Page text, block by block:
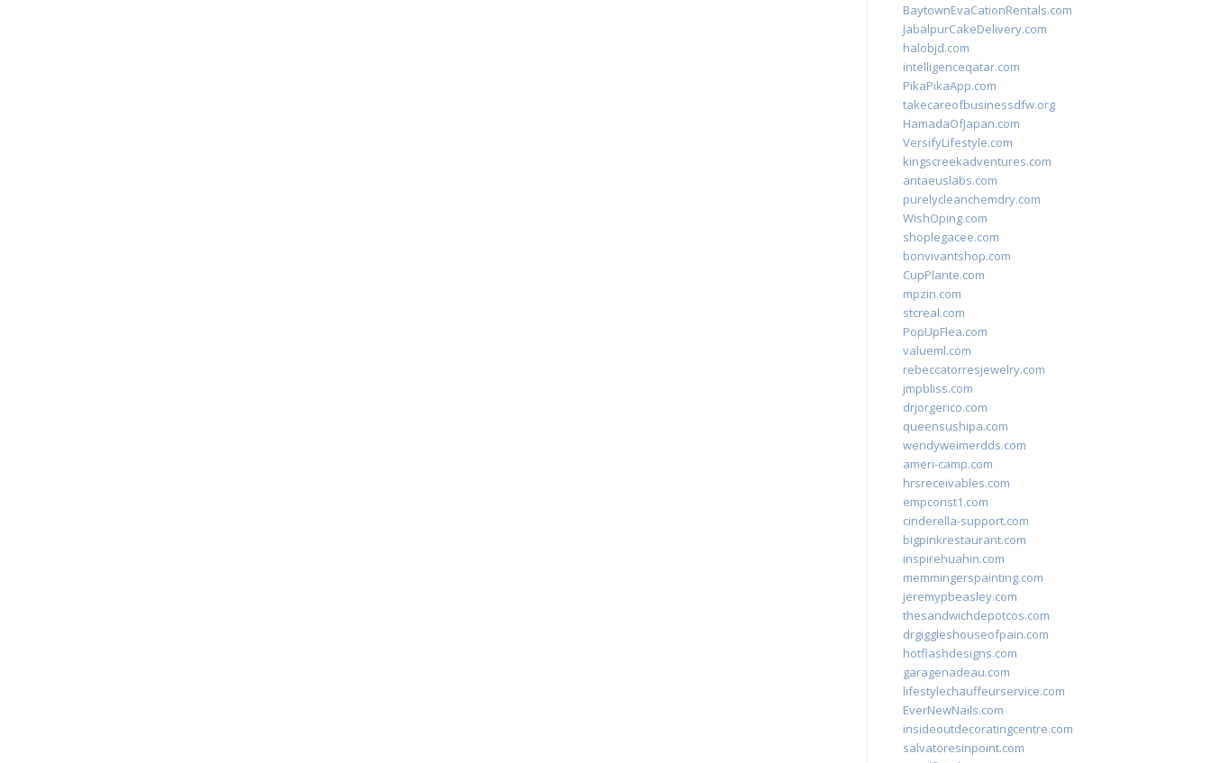
BaytownEvaCationRentals.com
JabalpurCakeDelivery.com
halobjd.com
intelligenceqatar.com
PikaPikaApp.com
takecareofbusinessdfw.org
HamadaOfJapan.com
VersifyLifestyle.com
kingscreekadventures.com
antaeuslabs.com
purelycleanchemdry.com
WishOping.com
shoplegacee.com
bonvivantshop.com
CupPlante.com
mpzin.com
stcreal.com
PopUpFlea.com
valueml.com
rebeccatorresjewelry.com
jmpbliss.com
drjorgerico.com
queensushipa.com
wendyweimerdds.com
ameri-camp.com
hrsreceivables.com
empconst1.com
cinderella-support.com
bigpinkrestaurant.com
inspirehuahin.com
memmingerspainting.com
jeremypbeasley.com
thesandwichdepotcos.com
drgiggleshouseofpain.com
hotflashdesigns.com
garagenadeau.com
lifestylechauffeurservice.com
EverNewNails.com
insideoutdecoratingcentre.com
salvatoresinpoint.com